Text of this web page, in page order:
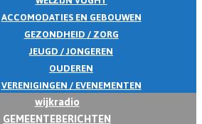
ACCOMODATIES EN GEBOUWEN
GEZONDHEID / ZORG
JEUGD / JONGEREN
OUDEREN
VERENIGINGEN / EVENEMENTEN
wijkradio
GEMEENTEBERICHTEN